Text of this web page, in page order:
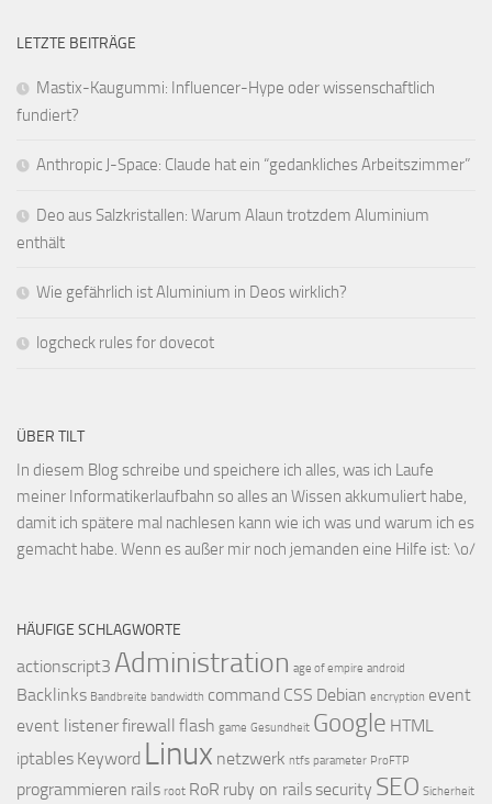
LETZTE BEITRÄGE
Mastix-Kaugummi: Influencer-Hype oder wissenschaftlich
fundiert?
Anthropic J-Space: Claude hat ein “gedankliches Arbeitszimmer”
Deo aus Salzkristallen: Warum Alaun trotzdem Aluminium
enthält
Wie gefährlich ist Aluminium in Deos wirklich?
logcheck rules for dovecot
ÜBER TILT
In diesem Blog schreibe und speichere ich alles, was ich Laufe
meiner Informatikerlaufbahn so alles an Wissen akkumuliert habe,
damit ich spätere mal nachlesen kann wie ich was und warum ich es
gemacht habe. Wenn es außer mir noch jemanden eine Hilfe ist: \o/
HÄUFIGE SCHLAGWORTE
actionscript3 Administration age of empire android
Backlinks Bandbreite bandwidth command CSS Debian encryption event
event listenerfirewall flash game Gesundheit Google HTML
iptables Keyword Linux netzwerk ntfs parameter ProFTP
programmieren rails root RoR ruby on railssecurity SEO Sicherheit